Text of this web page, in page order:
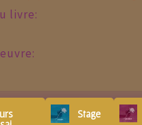
livre:
2013 - 2026 contact par courriel
Stage